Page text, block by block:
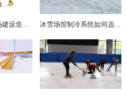
冰雪场馆制冷系统如何选择更节能？从设计到运维的全链路节能指南